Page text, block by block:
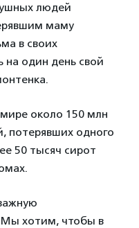
людей
маму
в своих
на один день свой
около 150 млн
потерявших одного
50 тысяч сирот
Мы хотим, чтобы в